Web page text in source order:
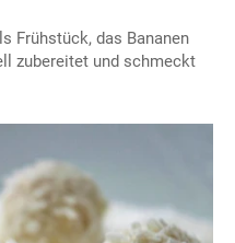
Frühstück, das Bananen
zubereitet und schmeckt